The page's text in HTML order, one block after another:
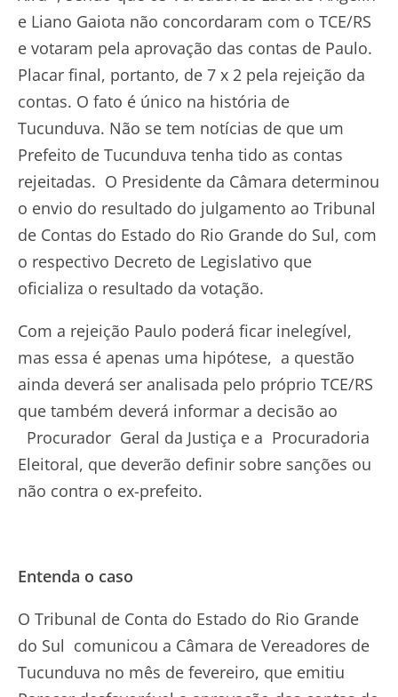
e Liano Gaiota não concordaram com o TCE/RS
e votaram pela aprovação das contas de Paulo.
Placar final, portanto, de 7 x 2 pela rejeição da
contas. O fato é único na história de
Tucunduva. Não se tem notícias de que um
Prefeito de Tucunduva tenha tido as contas
rejeitadas. O Presidente da Câmara determinou
o envio do resultado do julgamento ao Tribunal
de Contas do Estado do Rio Grande do Sul, com
o respectivo Decreto de Legislativo que
oficializa o resultado da votação.
Com a rejeição Paulo poderá ficar inelegível,
mas essa é apenas uma hipótese, a questão
ainda deverá ser analisada pelo próprio TCE/RS
que também deverá informar a decisão ao
Procurador Geral da Justiça e a Procuradoria
Eleitoral, que deverão definir sobre sanções ou
não contra o ex-prefeito.
Entenda o caso
O Tribunal de Conta do Estado do Rio Grande
do Sul comunicou a Câmara de Vereadores de
Tucunduva no mês de fevereiro, que emitiu